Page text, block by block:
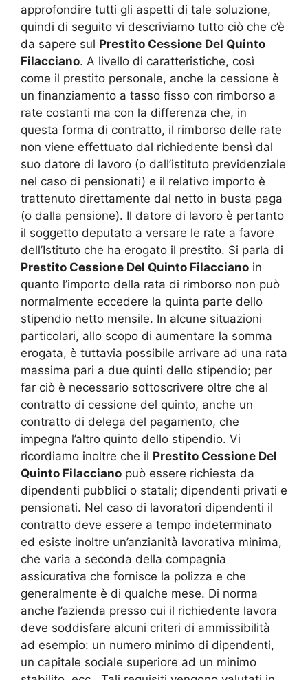
approfondire tutti gli aspetti di tale soluzione,
quindi di seguito vi descriviamo tutto ciò che c’è
da sapere sul Prestito Cessione Del Quinto
Filacciano. A livello di caratteristiche, così
come il prestito personale, anche la cessione è
un finanziamento a tasso fisso con rimborso a
rate costanti ma con la differenza che, in
questa forma di contratto, il rimborso delle rate
non viene effettuato dal richiedente bensì dal
suo datore di lavoro (o dall’istituto previdenziale
nel caso di pensionati) e il relativo importo è
trattenuto direttamente dal netto in busta paga
(o dalla pensione). Il datore di lavoro è pertanto
il soggetto deputato a versare le rate a favore
dell’Istituto che ha erogato il prestito. Si parla di
Prestito Cessione Del Quinto Filacciano in
quanto l’importo della rata di rimborso non può
normalmente eccedere la quinta parte dello
stipendio netto mensile. In alcune situazioni
particolari, allo scopo di aumentare la somma
erogata, è tuttavia possibile arrivare ad una rata
massima pari a due quinti dello stipendio; per
far ciò è necessario sottoscrivere oltre che al
contratto di cessione del quinto, anche un
contratto di delega del pagamento, che
impegna l’altro quinto dello stipendio. Vi
ricordiamo inoltre che il Prestito Cessione Del
Quinto Filacciano può essere richiesta da
dipendenti pubblici o statali; dipendenti privati e
pensionati. Nel caso di lavoratori dipendenti il
contratto deve essere a tempo indeterminato
ed esiste inoltre un’anzianità lavorativa minima,
che varia a seconda della compagnia
assicurativa che fornisce la polizza e che
generalmente è di qualche mese. Di norma
anche l’azienda presso cui il richiedente lavora
deve soddisfare alcuni criteri di ammissibilità
ad esempio: un numero minimo di dipendenti,
un capitale sociale superiore ad un minimo